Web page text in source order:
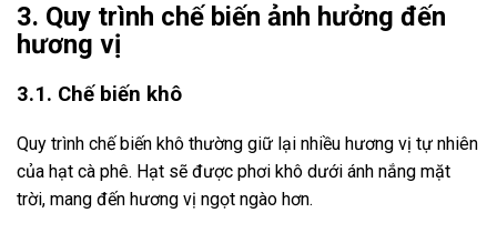
3. Quy trình chế biến ảnh hưởng đến
hương vị
3.1. Chế biến khô
Quy trình chế biến khô thường giữ lại nhiều hương vị tự nhiên
của hạt cà phê. Hạt sẽ được phơi khô dưới ánh nắng mặt
trời, mang đến hương vị ngọt ngào hơn.